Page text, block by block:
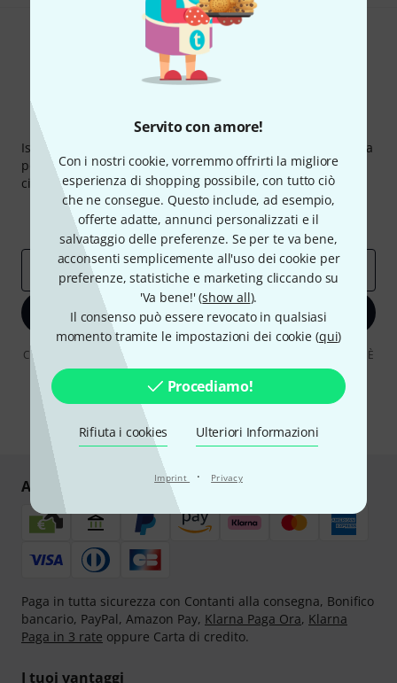
Servito con amore!
Con i nostri cookie, vorremmo offrirti la migliore
esperienza di shopping possibile, con tutto ciò
che ne consegue. Questo include, ad esempio,
offerte adatte, annunci personalizzati e il
salvataggio delle preferenze. Se per te va bene,
acconsenti semplicemente all'uso dei cookie per
preferenze, statistiche e marketing cliccando su
'Va bene!' (show all).
Il consenso può essere revocato in qualsiasi
momento tramite le impostazioni dei cookie (qui)
Procediamo!
Rifiuta i cookies Ulteriori Informazioni
Imprint · Privacy
Thomann Newsletter
Iscriviti alla newsletter di Thomann, e con un po' di fortuna
potrai vincere uno dei 50 buoni del valore di 50 euro
ciascuno!
Contributi d'ispirazione
Offerte
Approfondimenti Thomann
Indirizzo e-mail
Iscriviti ora
Cliccando su "Iscriviti ora", lei accetta di ricevere pubblicità via e-mail. È
possibile annullare l'iscrizione in qualsiasi momento. Può trovare
ulteriori informazioni sulla newsletter nelle nostre linee guida per la
* Richiesto
Acquisti e pagamenti sicuri
Paga in tutta sicurezza con Contanti alla consegna, Bonifico
bancario, PayPal, Amazon Pay, Klarna Paga Ora, Klarna
Paga in 3 rate oppure Carta di credito.
I tuoi vantaggi